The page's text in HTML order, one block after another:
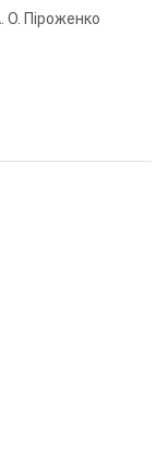
О. Піроженко